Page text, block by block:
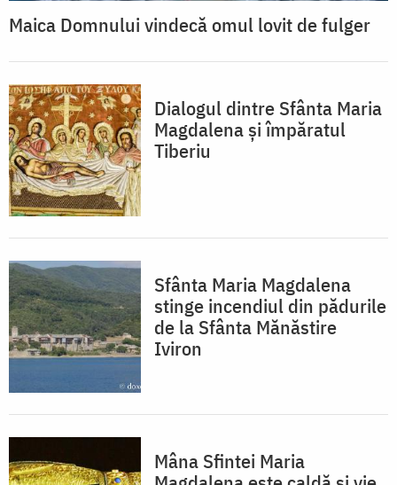
Maica Domnului vindecă omul lovit de fulger
Dialogul dintre Sfânta Maria
Magdalena și împăratul
Tiberiu
Sfânta Maria Magdalena
stinge incendiul din pădurile
de la Sfânta Mănăstire
Iviron
Mâna Sfintei Maria